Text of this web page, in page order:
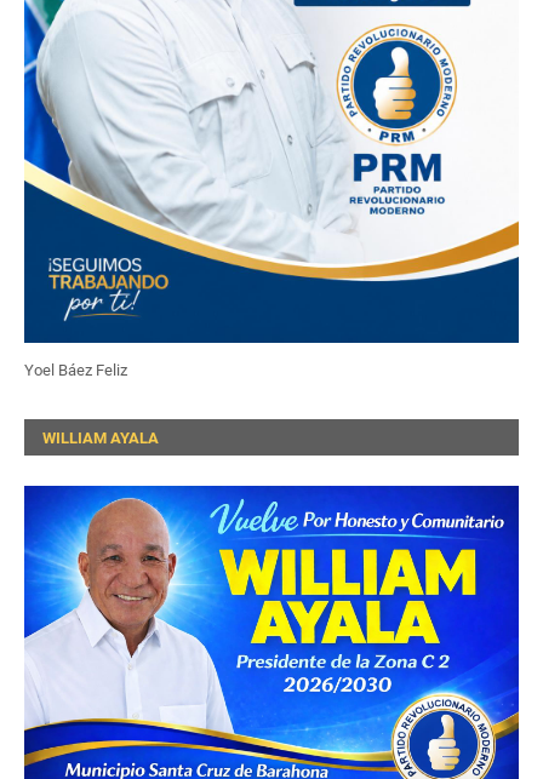
Yoel Báez Feliz
WILLIAM AYALA